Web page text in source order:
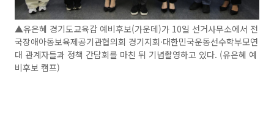
▲유은혜 경기도교육감 예비후보(가운데)가 10일 선거사무소에서 전
국장애아동보육제공기관협의회 경기지회·대한민국운동선수학부모연
대 관계자들과 정책 간담회를 마친 뒤 기념촬영하고 있다. (유은혜 예
비후보 캠프)